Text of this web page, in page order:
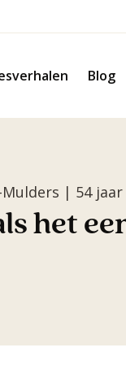
Blog
| 54 jaar
het